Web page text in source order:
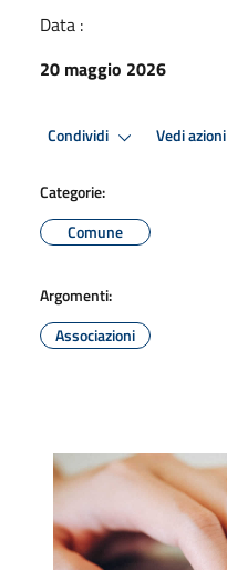
Data :
20 maggio 2026
Condividi Vedi azioni
Categorie:
Comune
Argomenti:
Associazioni